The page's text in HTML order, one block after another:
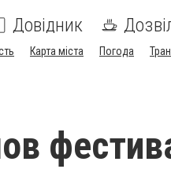
Довідник
Карта міста Погода